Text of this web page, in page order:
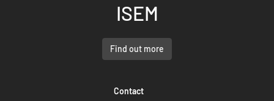
ISEM
Find out more
Contact